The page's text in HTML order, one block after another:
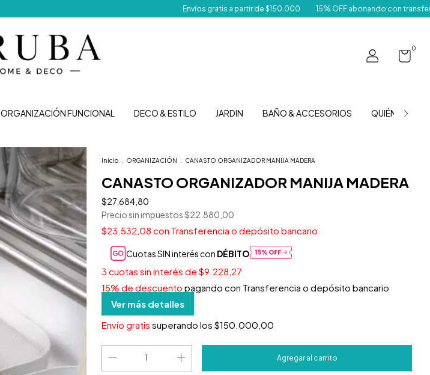
Envíos gratis a partir de $150.000 15% OFF abonando con transferencia
0
ORGANIZACIÓN FUNCIONAL DECO & ESTILO JARDIN BAÑO & ACCESORIOS QUIÉNES
Inicio ORGANIZACIÓN CANASTO ORGANIZADOR MANIJA MADERA
CANASTO ORGANIZADOR MANIJA MADERA
$27.684,80
Precio sin impuestos$22.880,00
$23.532,08 con Transferencia o depósito bancario
Cuotas SIN interés con DÉBITO
3 cuotas sin interés de $9.228,27
15% de descuento pagando con Transferencia o depósito bancario
Ver más detalles
Envío gratis superando los $150.000,00